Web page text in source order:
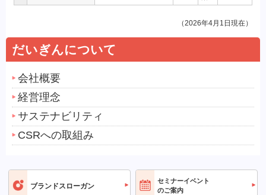
（2026年4月1日現在）
だいぎんについて
会社概要
経営理念
サステナビリティ
CSRへの取組み
ブランドスローガン
セミナーイベント
のご案内